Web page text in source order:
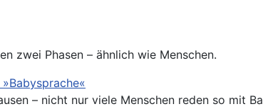
zwei Phasen – ähnlich wie Menschen.
– nicht nur viele Menschen reden so mit